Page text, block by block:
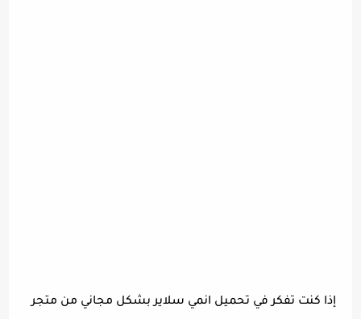
إذا كنت تفكر في تحميل انمي سلاير بشكل مجاني من متجر